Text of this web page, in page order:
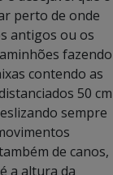
perto de onde
antigos ou os
fazendo
contendo as
50 cm
sempre
de canos,
a altura da